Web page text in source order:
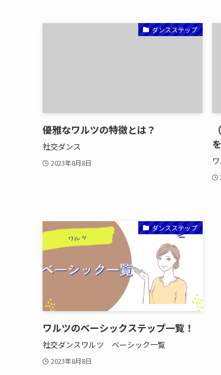
ダンスステップ
優雅なワルツの特徴とは？
社交ダンス
2023年8月8日
ダンスステップ
ワルツのベーシックステップ一覧！
社交ダンスワルツ ベーシック一覧
2023年8月8日